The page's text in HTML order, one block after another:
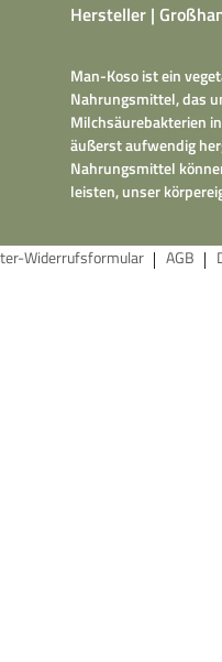
Hersteller |
Man-Koso ist ein
Nahrungsmittel, das
Milchsäurebakterien
äußerst aufwendig
Nahrungsmittel
leisten, unser
Widerrufsformular AGB